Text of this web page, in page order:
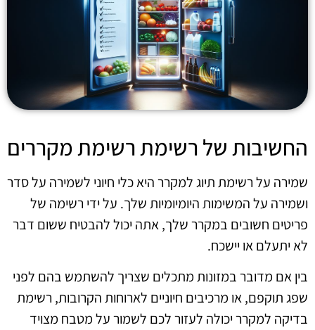
החשיבות של רשימת רשימת מקררים
שמירה על רשימת תיוג למקרר היא כלי חיוני לשמירה על סדר
ושמירה על המשימות היומיומיות שלך. על ידי רשימה של
פריטים חשובים במקרר שלך, אתה יכול להבטיח ששום דבר
לא יתעלם או יישכח.
בין אם מדובר במזונות מתכלים שצריך להשתמש בהם לפני
שפג תוקפם, או מרכיבים חיוניים לארוחות הקרובות, רשימת
בדיקה למקרר יכולה לעזור לכם לשמור על מטבח מצויד